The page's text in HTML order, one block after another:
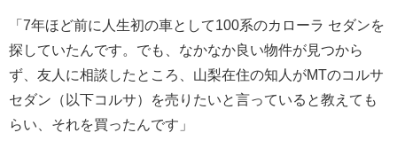
「7年ほど前に人生初の車として100系のカローラ セダンを
探していたんです。でも、なかなか良い物件が見つから
ず、友人に相談したところ、山梨在住の知人がMTのコルサ
セダン（以下コルサ）を売りたいと言っていると教えても
らい、それを買ったんです」